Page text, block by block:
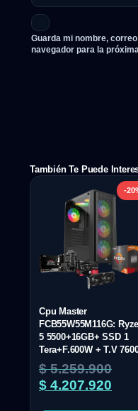
Guarda mi nombre,
navegador para la
También Te Puede
-
Cpu Master
FCB55W55M116G:
5 5500+16GB+ SSD 1
Tera+F.600W + T.V
$5.259.900
$ 4.207.920